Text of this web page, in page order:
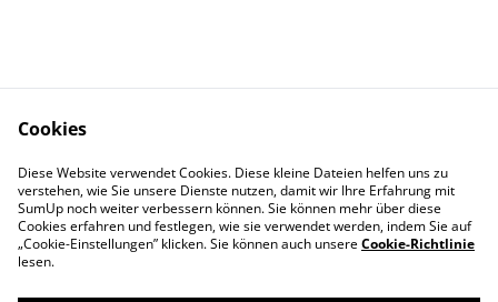
Privacy Policy
Cookie Policy
Impressum
Cookies
Diese Website verwendet Cookies. Diese kleine Dateien helfen uns zu
verstehen, wie Sie unsere Dienste nutzen, damit wir Ihre Erfahrung mit
SumUp noch weiter verbessern können. Sie können mehr über diese
Cookies erfahren und festlegen, wie sie verwendet werden, indem Sie auf
„Cookie-Einstellungen” klicken. Sie können auch unsereCookie-Richtlinie
lesen.